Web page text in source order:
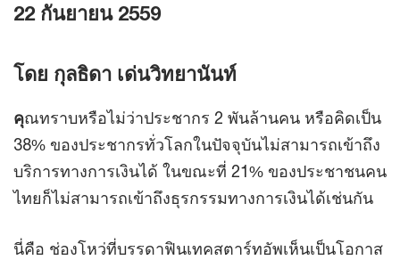
22 กันยายน 2559
โดย กุลธิดา เด่นวิทยานันท์
คุณทราบหรือไม่ว่าประชากร 2 พันล้านคน หรือคิดเป็น
38% ของประชากรทั่วโลกในปัจจุบันไม่สามารถเข้าถึง
บริการทางการเงินได้ ในขณะที่ 21% ของประชาชนคน
ไทยก็ไม่สามารถเข้าถึงธุรกรรมทางการเงินได้เช่นกัน
นี่คือ ช่องโหว่ที่บรรดาฟินเทคสตาร์ทอัพเห็นเป็นโอกาส